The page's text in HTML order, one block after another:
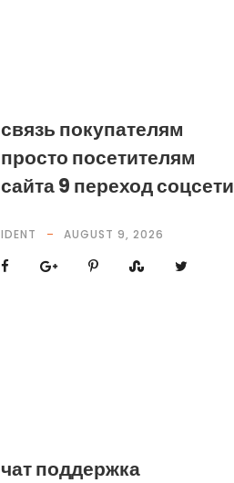
связь покупателям
просто посетителям
сайта 9 переход соцсети
IDENT AUGUST 9, 2026
чат поддержка